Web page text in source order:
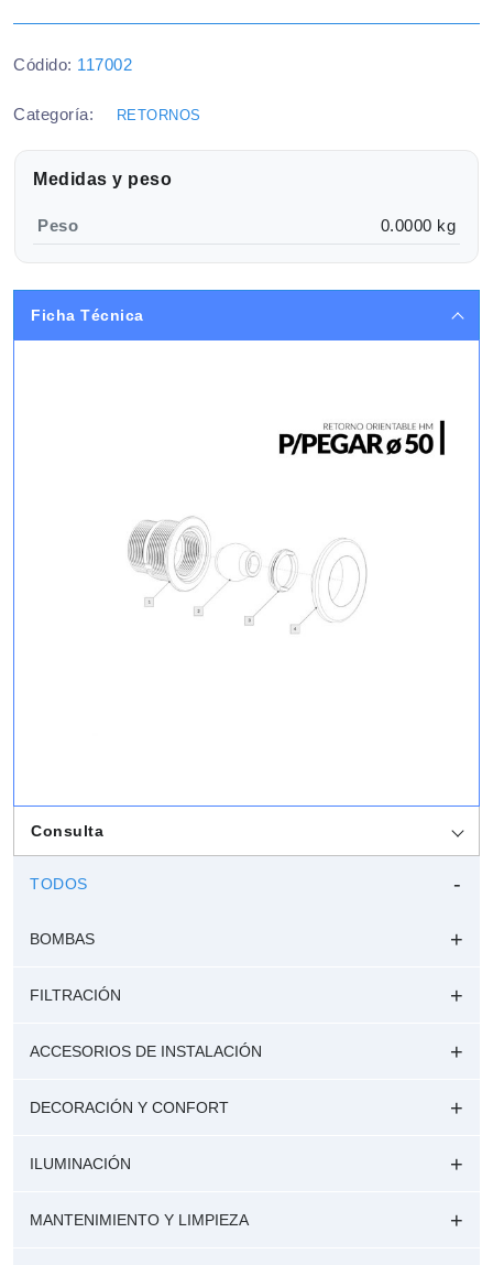
Códido: 117002
Categoría: RETORNOS
Medidas y peso
Peso 0.0000 kg
Ficha Técnica
Consulta
TODOS
BOMBAS
FILTRACIÓN
ACCESORIOS DE INSTALACIÓN
DECORACIÓN Y CONFORT
ILUMINACIÓN
MANTENIMIENTO Y LIMPIEZA